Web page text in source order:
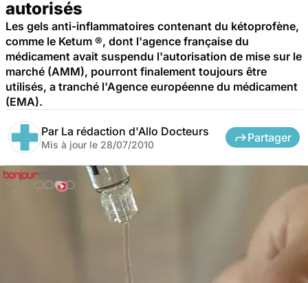
autorisés
Les gels anti-inflammatoires contenant du kétoprofène,
comme le Ketum ®, dont l'agence française du
médicament avait suspendu l'autorisation de mise sur le
marché (AMM), pourront finalement toujours être
utilisés, a tranché l'Agence européenne du médicament
(EMA).
Par La rédaction d'Allo Docteurs
Mis à jour le 28/07/2010
Partager